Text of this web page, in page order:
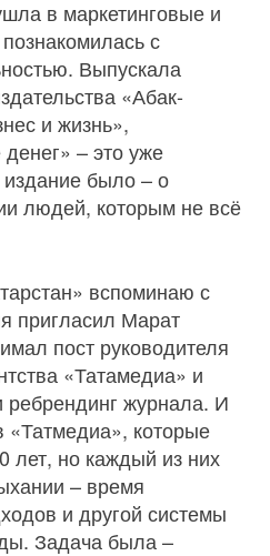
в маркетинговые и
с
Выпускала
«Абак-
и жизнь»,
– это уже
было – о
людей, которым не всё
вспоминаю с
пригласил Марат
пост руководителя
«Татамедиа» и
ребрендинг журнала. И
«Татмедиа», которые
лет, но каждый из них
– время
и другой системы
Задача была –